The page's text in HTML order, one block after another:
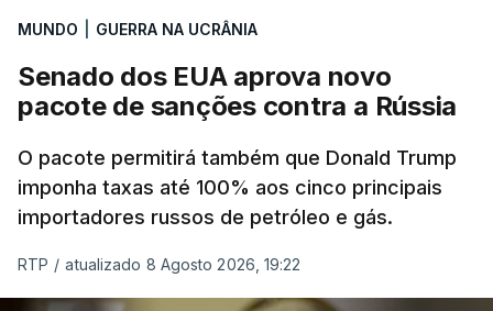
MUNDO GUERRA NA UCRÂNIA
Senado dos EUA aprova novo
pacote de sanções contra a Rússia
O pacote permitirá também que Donald Trump
imponha taxas até 100% aos cinco principais
importadores russos de petróleo e gás.
RTP / atualizado 8 Agosto 2026, 19:22